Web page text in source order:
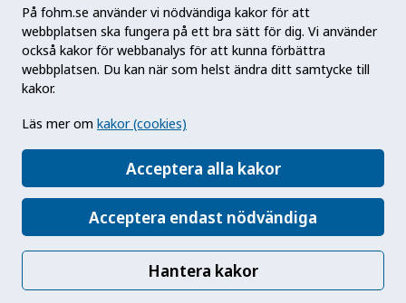
På fohm.se använder vi nödvändiga kakor för att
webbplatsen ska fungera på ett bra sätt för dig. Vi använder
också kakor för webbanalys för att kunna förbättra
webbplatsen. Du kan när som helst ändra ditt samtycke till
kakor.
Läs mer om kakor (cookies)
Acceptera alla kakor
Acceptera endast nödvändiga
Hantera kakor
Folkhälsomyndigheten (Fohm) är en nationell
kunskapsmyndighet som arbetar för en bättre
folkhälsa. Det gör myndigheten genom att
främja hälsa, förebygga ohälsa och skydda mot
hälsohot. Vår vision är en folkhälsa som stärker
samhällets utveckling.